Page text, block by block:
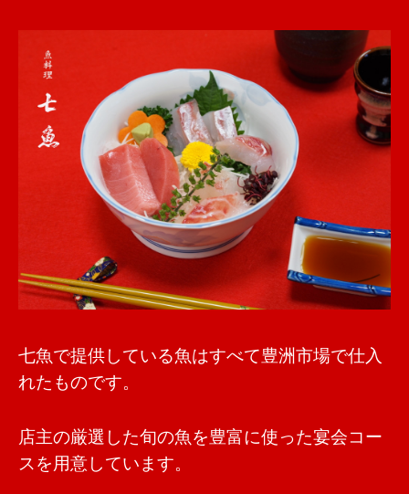
七魚で提供している魚はすべて豊洲市場で仕入
れたものです。
店主の厳選した旬の魚を豊富に使った宴会コー
スを用意しています。